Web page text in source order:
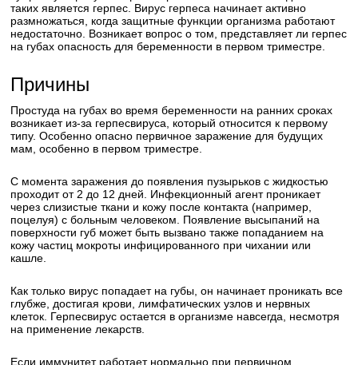
таких является герпес. Вирус герпеса начинает активно
размножаться, когда защитные функции организма работают
недостаточно. Возникает вопрос о том, представляет ли герпес
на губах опасность для беременности в первом триместре.
Причины
Простуда на губах во время беременности на ранних сроках
возникает из-за герпесвируса, который относится к первому
типу. Особенно опасно первичное заражение для будущих
мам, особенно в первом триместре.
С момента заражения до появления пузырьков с жидкостью
проходит от 2 до 12 дней. Инфекционный агент проникает
через слизистые ткани и кожу после контакта (например,
поцелуя) с больным человеком. Появление высыпаний на
поверхности губ может быть вызвано также попаданием на
кожу частиц мокроты инфицированного при чихании или
кашле.
Как только вирус попадает на губы, он начинает проникать все
глубже, достигая крови, лимфатических узлов и нервных
клеток. Герпесвирус остается в организме навсегда, несмотря
на применение лекарств.
Если иммунитет работает нормально при первичном